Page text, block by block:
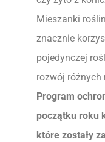
Mieszanki
znacznie
pojedynczej
rozwój
Program
początku roku
które zostały